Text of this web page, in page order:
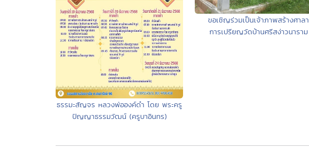
ธรรมะสัญจร หลวงพ่อองค์ดำ โดย พระครู
ปัญญาธรรมวัฒน์ (ครูบาอินทร)
ขอเชิญร่วมเป็นเจ้าภาพสร้างศาลา
การเปรียญวัดบ้านศรีสง่าวนาราม